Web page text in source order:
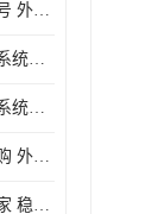
吊钩可视化监控系统型号 外观简洁大方 信号稳定 抗干扰性强
宿州塔机吊钩追踪安全系统厂家 提高工作效率 结构清晰稳定
黄山塔机吊钩追踪安全系统价格 可远程查看 减少盲吊引发的事故
淮南吊钩可视化系统订购 外观简洁大方 体积小 占用空间小
芜湖小车吊钩可视化厂家 稳定性高 可视吊装 降低盲吊风险